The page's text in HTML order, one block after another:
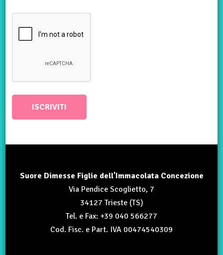
Suore Dimesse Figlie dell'Immacolata Concezione
Via Pendice Scoglietto, 7
34127 Trieste (TS)
Tel. e Fax: +39 040 566277
Cod. Fisc. e Part. IVA 00474540309